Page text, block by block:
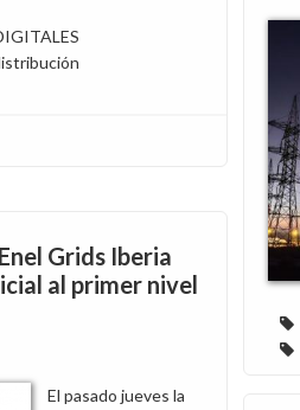
Grids Iberia
al primer nivel
El pasado jueves la